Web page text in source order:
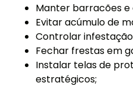
Manter barracões e
Evitar acúmulo de
Controlar
Fechar frestas em
Instalar telas de
estratégicos;